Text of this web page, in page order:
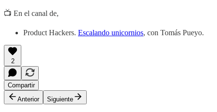
📺 En el canal de,
Product Hackers. Escalando unicornios, con Tomás Pueyo.
2
Compartir
Anterior
Siguiente